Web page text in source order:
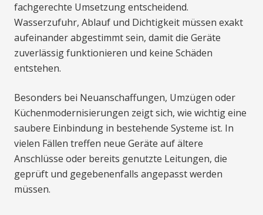
fachgerechte Umsetzung entscheidend.
Wasserzufuhr, Ablauf und Dichtigkeit müssen exakt
aufeinander abgestimmt sein, damit die Geräte
zuverlässig funktionieren und keine Schäden
entstehen.
Besonders bei Neuanschaffungen, Umzügen oder
Küchenmodernisierungen zeigt sich, wie wichtig eine
saubere Einbindung in bestehende Systeme ist. In
vielen Fällen treffen neue Geräte auf ältere
Anschlüsse oder bereits genutzte Leitungen, die
geprüft und gegebenenfalls angepasst werden
müssen.